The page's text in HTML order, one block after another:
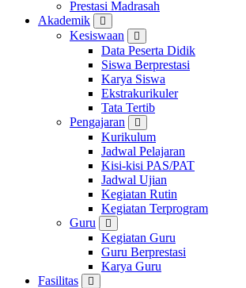
Prestasi Madrasah
Akademik
Kesiswaan
Data Peserta Didik
Siswa Berprestasi
Karya Siswa
Ekstrakurikuler
Tata Tertib
Pengajaran
Kurikulum
Jadwal Pelajaran
Kisi-kisi PAS/PAT
Jadwal Ujian
Kegiatan Rutin
Kegiatan Terprogram
Guru
Kegiatan Guru
Guru Berprestasi
Karya Guru
Fasilitas